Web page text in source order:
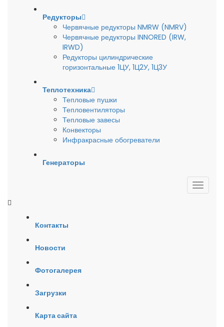
Редукторы
Червячные редукторы NMRW (NMRV)
Червячные редукторы INNORED (IRW,
IRWD)
Редукторы цилиндрические
горизонтальные 1ЦУ, 1Ц2У, 1Ц3У
Теплотехника
Тепловые пушки
Тепловентиляторы
Тепловые завесы
Конвекторы
Инфракрасные обогреватели
Генераторы
Контакты
Новости
Фотогалерея
Загрузки
Карта сайта